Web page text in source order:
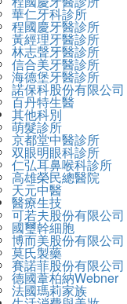
華仁牙科診所
程國慶牙醫診所
黃經理牙醫診所
林志聲牙醫診所
信合美牙醫診所
海德堡牙醫診所
諾保科股份有限公司
百丹特生醫
其他科別
萌髮診所
京都堂中醫診所
双眼明眼科診所
仁弘耳鼻喉科診所
高雄榮民總醫院
天元中醫
醫療生技
可若夫股份有限公司
國璽幹細胞
博而美股份有限公司
莫氏製藥
賽諾菲股份有限公司
德國葦柏納Webner
法國瑪莉家族